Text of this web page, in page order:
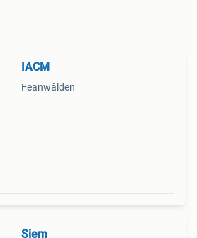
IACM
Feanwâlden
Siem